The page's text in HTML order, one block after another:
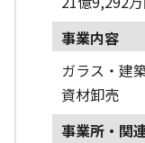
事業内容
ガラス・建
資材卸売
事業所・関